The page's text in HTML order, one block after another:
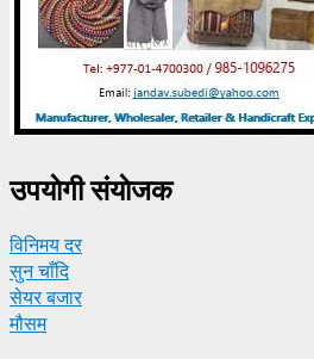
उपयाेगी संयाेजक
विनिमय दर
सुन चाँदि
सेयर बजार
मौसम